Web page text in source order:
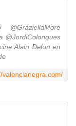
@JordiColonques
Alain Delon en
valencianegra.com/